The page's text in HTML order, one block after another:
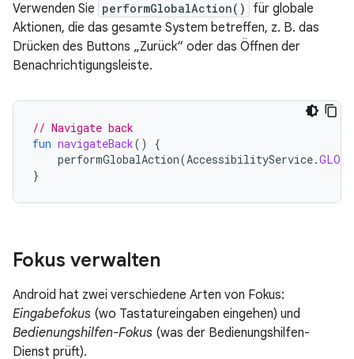
Verwenden Sie performGlobalAction()
für globale
Aktionen, die das gesamte System betreffen, z. B. das
Drücken des Buttons „Zurück“ oder das Öffnen der
Benachrichtigungsleiste.
// Navigate back
fun navigateBack()
{
performGlobalAction(AccessibilityService.
}
Fokus verwalten
Android hat zwei verschiedene Arten von Fokus:
Eingabefokus (wo Tastatureingaben eingehen) und
Bedienungshilfen-Fokus (was der Bedienungshilfen-
Dienst prüft).